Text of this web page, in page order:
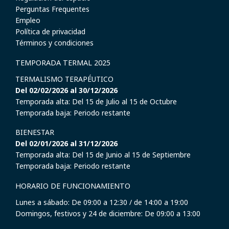
Perguntas Frequentes
Empleo
Política de privacidad
Términos y condiciones
TEMPORADA TERMAL 2025
TERMALISMO TERAPÉUTICO
Del 02/02/2026 al 30/12/2026
Temporada alta: Del 15 de Julio al 15 de Octubre
Temporada baja: Periodo restante
BIENESTAR
Del 02/01/2026 al 31/12/2026
Temporada alta: Del 15 de Junio al 15 de Septiembre
Temporada baja: Periodo restante
HORARIO DE FUNCIONAMIENTO
Lunes a sábado: De 09:00 a 12:30 / de 14:00 a 19:00
Domingos, festivos y 24 de diciembre: De 09:00 a 13:00